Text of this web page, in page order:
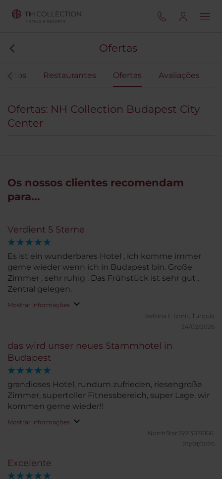
Ofertas
Restaurantes Ofertas Avaliações
Ofertas: NH Collection Budapest City
Center
Os nossos clientes recomendam
para...
Verdient 5 Sterne
Es ist ein wunderbares Hotel , ich komme immer
gerne wieder wenn ich in Budapest bin. Große
Zimmer , sehr ruhig . Das Frühstück ist sehr gut .
Zentral gelegen.
Mostrar informações
bettina t. Izmir, Turquia
24/02/2026
das wird unser neues Stammhotel in
Budapest
grandioses Hotel, rundum zufrieden, riesengroße
Zimmer, supertoller Fitnessbereich, super Lage, wir
kommen gerne wieder!!
Mostrar informações
NorthStar55913876166.
20/01/2026
Excelente